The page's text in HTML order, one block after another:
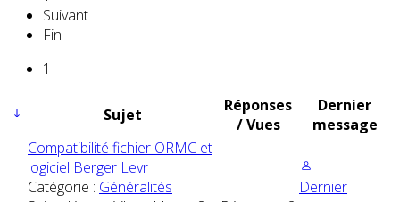
Suivant
Fin
1
Sujet
Réponses
/ Vues
Dernier
message
Compatibilité fichier ORMC et
logiciel Berger Levr
Catégorie : Généralités
Dernier